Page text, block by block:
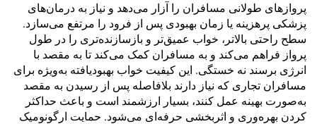
پروازهای طولانی مسافران را آزار می‌دهد و نیاز به درمان‌های
پزشکی پرهزینه یا زمان بهبودی پس از فرود را مرتفع می‌سازد.
سطح راحتی بالاتر، خواب عمیق‌تر و بازسازنده‌تری را در طول
پرواز فراهم می‌کند و به مسافران کمک می‌کند تا به مقصد با
انرژی برسند نه خستگی. این کیفیت خواب بهبودیافته به‌ویژه برای
مسافران تجاری که نیاز دارند بلافاصله پس از رسیدن به مقصد
به‌صورت بهینه عمل کنند، بسیار ارزشمند است و باعث حداکثر
کردن بهره‌وری و اثربخشی حرفه‌ای می‌شود. حمایت ارگونومیک